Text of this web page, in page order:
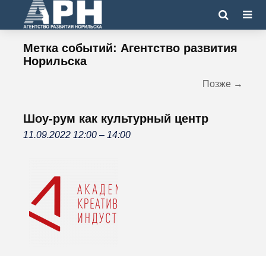
Метка событий: Агентство развития
Норильска
Позже →
Шоу-рум как культурный центр
11.09.2022 12:00 – 14:00